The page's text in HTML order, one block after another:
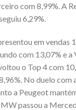
com 8,99%. A
6,29%.
em vendas
com 13,07% e
o Top 4 com
No duelo com
a Peugeot
passou a